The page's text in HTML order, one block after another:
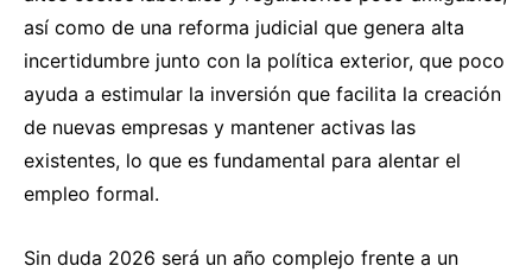
así como de una reforma judicial que genera alta
incertidumbre junto con la política exterior, que poco
ayuda a estimular la inversión que facilita la creación
de nuevas empresas y mantener activas las
existentes, lo que es fundamental para alentar el
empleo formal.
Sin duda 2026 será un año complejo frente a un